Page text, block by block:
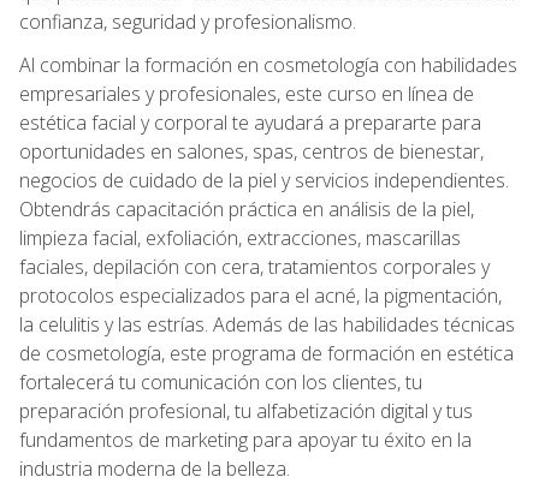
confianza, seguridad y profesionalismo.
Al combinar la formación en cosmetología con habilidades
empresariales y profesionales, este curso en línea de
estética facial y corporal te ayudará a prepararte para
oportunidades en salones, spas, centros de bienestar,
negocios de cuidado de la piel y servicios independientes.
Obtendrás capacitación práctica en análisis de la piel,
limpieza facial, exfoliación, extracciones, mascarillas
faciales, depilación con cera, tratamientos corporales y
protocolos especializados para el acné, la pigmentación,
la celulitis y las estrías. Además de las habilidades técnicas
de cosmetología, este programa de formación en estética
fortalecerá tu comunicación con los clientes, tu
preparación profesional, tu alfabetización digital y tus
fundamentos de marketing para apoyar tu éxito en la
industria moderna de la belleza.